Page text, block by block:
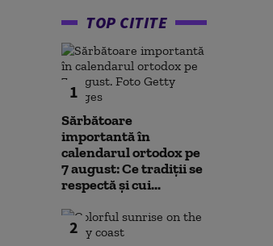
TOP CITITE
1
Sărbătoare
importantă în
calendarul ortodox pe
7 august: Ce tradiții se
respectă și cui...
2